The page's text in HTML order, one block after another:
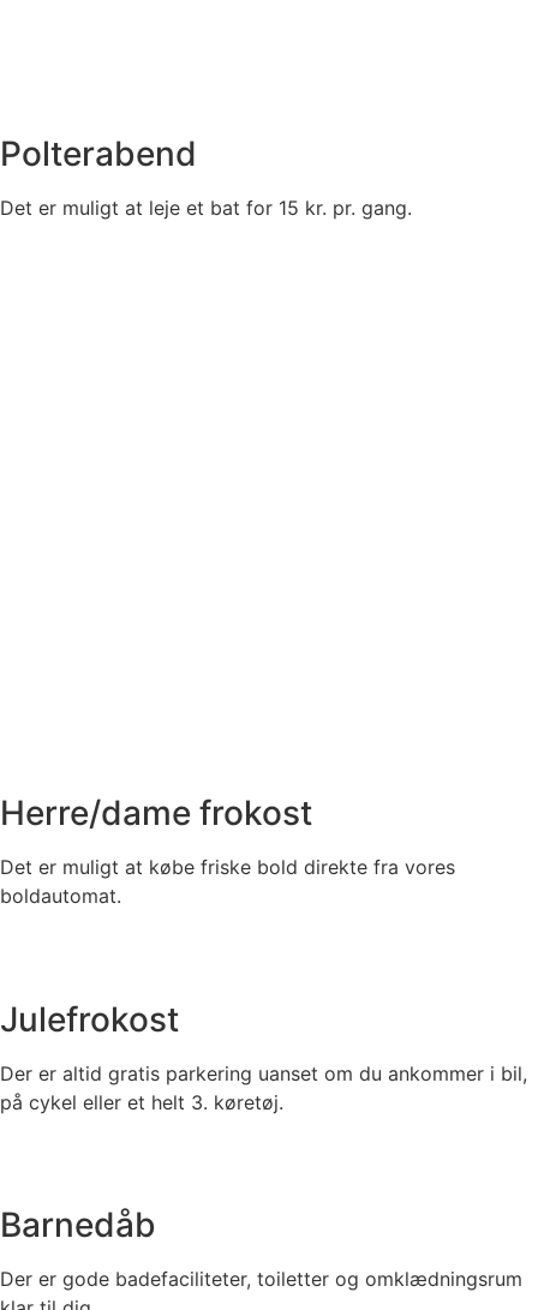
Polterabend
Det er muligt at leje et bat for 15 kr. pr. gang.
Herre/dame frokost
Det er muligt at købe friske bold direkte fra vores
boldautomat.
Julefrokost
Der er altid gratis parkering uanset om du ankommer i bil,
på cykel eller et helt 3. køretøj.
Barnedåb
Der er gode badefaciliteter, toiletter og omklædningsrum